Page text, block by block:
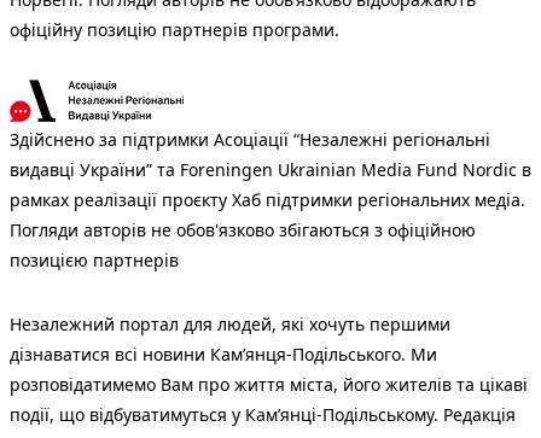
офіційну позицію партнерів програми.
Здійснено за підтримки Асоціації “Незалежні регіональні
видавці України” та Foreningen Ukrainian Media Fund Nordic в
рамках реалізації проєкту Хаб підтримки регіональних медіа.
Погляди авторів не обов'язково збігаються з офіційною
позицією партнерів
Незалежний портал для людей, які хочуть першими
дізнаватися всі новини Кам’янця-Подільського. Ми
розповідатимемо Вам про життя міста, його жителів та цікаві
події, що відбуватимуться у Кам’янці-Подільському. Редакція